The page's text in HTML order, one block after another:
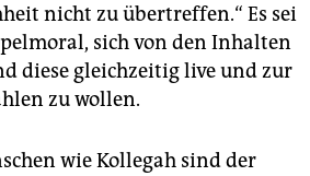
nicht zu übertreffen.“ Es sei
sich von den Inhalten
diese gleichzeitig live und zur
zu wollen.
wie Kollegah sind der